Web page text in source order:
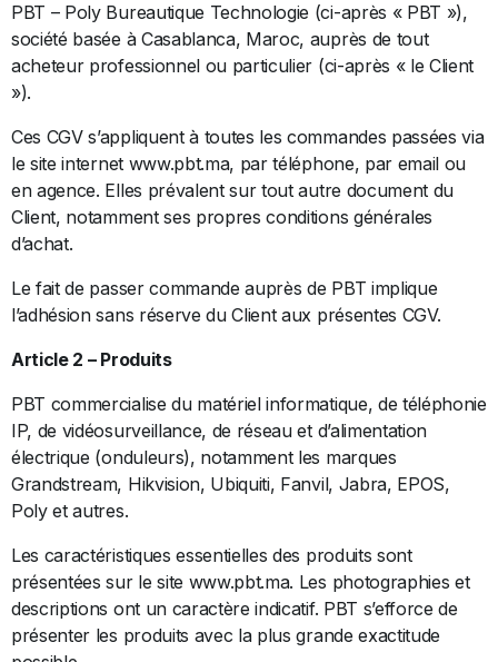
PBT – Poly Bureautique Technologie (ci-après « PBT »),
société basée à Casablanca, Maroc, auprès de tout
acheteur professionnel ou particulier (ci-après « le Client
»).
Ces CGV s’appliquent à toutes les commandes passées via
le site internet www.pbt.ma, par téléphone, par email ou
en agence. Elles prévalent sur tout autre document du
Client, notamment ses propres conditions générales
d’achat.
Le fait de passer commande auprès de PBT implique
l’adhésion sans réserve du Client aux présentes CGV.
Article 2 – Produits
PBT commercialise du matériel informatique, de téléphonie
IP, de vidéosurveillance, de réseau et d’alimentation
électrique (onduleurs), notamment les marques
Grandstream, Hikvision, Ubiquiti, Fanvil, Jabra, EPOS,
Poly et autres.
Les caractéristiques essentielles des produits sont
présentées sur le site www.pbt.ma. Les photographies et
descriptions ont un caractère indicatif. PBT s’efforce de
présenter les produits avec la plus grande exactitude